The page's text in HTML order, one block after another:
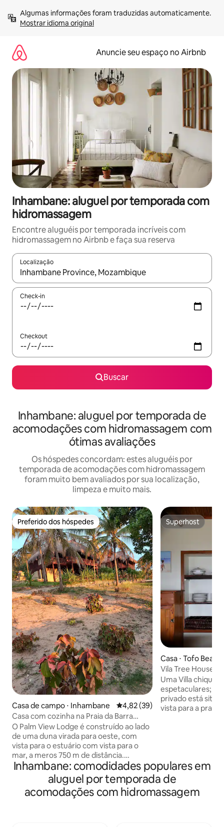
para
Mostrar idioma original
Anuncie seu espaço no Airbnb
Inhambane: aluguel por temporada com
hidromassagem
Encontre aluguéis por temporada incríveis com
hidromassagem no Airbnb e faça sua reserva
Localização
Quando os resultados estiverem disponíveis, explore-os
Check-in
Checkout
Buscar
Inhambane: aluguel por temporada de
acomodações com hidromassagem com
ótimas avaliações
Os hóspedes concordam: estes aluguéis por
temporada de acomodações com hidromassagem
foram muito bem avaliados por sua localização,
limpeza e muito mais.
Preferido dos hóspedes
Preferido dos hóspedes
Casa de campo ⋅ Inhambane 4,82 de uma avaliação média
4,82 (39)
Casa com cozinha na Praia da Barra
perto de Tofo
O Palm View Lodge é construído ao lado
de uma duna virada para oeste, com
vista para o estuário com vista para o
mar, a meros 750 m de distância.
Enquanto o sol se põe, a vista é uma das
melhores que a Praia da Barra tem a
oferecer. Perfeito para umas férias
exóticas na praia em família! Muitas
Superhost
Superhost
Casa ⋅ Tofo Beach
Vila Tree House,
acesso à praia
Uma Villa chique
espetaculares; esta pousada de refúgio
privado está
vista para a praia
deslumbrantes
Desfrute da
casa arborizada
suficiente,
Inhambane: comodidades populares em
aluguel por temporada de
acomodações com hidromassagem